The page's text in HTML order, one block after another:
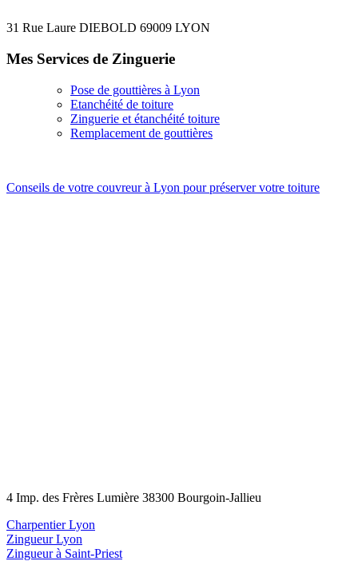
31 Rue Laure DIEBOLD 69009 LYON
Mes Services de Zinguerie
Pose de gouttières à Lyon
Etanchéité de toiture
Zinguerie et étanchéité toiture
Remplacement de gouttières
Conseils de votre couvreur à Lyon pour préserver votre toiture
4 Imp. des Frères Lumière 38300 Bourgoin-Jallieu
Charpentier Lyon
Zingueur Lyon
Zingueur à Saint-Priest